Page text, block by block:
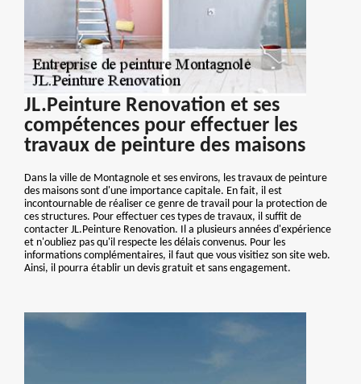
JL.Peinture Renovation et ses
compétences pour effectuer les
travaux de peinture des maisons
Dans la ville de Montagnole et ses environs, les travaux de peinture
des maisons sont d'une importance capitale. En fait, il est
incontournable de réaliser ce genre de travail pour la protection de
ces structures. Pour effectuer ces types de travaux, il suffit de
contacter JL.Peinture Renovation. Il a plusieurs années d'expérience
et n'oubliez pas qu'il respecte les délais convenus. Pour les
informations complémentaires, il faut que vous visitiez son site web.
Ainsi, il pourra établir un devis gratuit et sans engagement.